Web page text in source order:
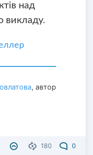
над
викладу.
, автор
180 0